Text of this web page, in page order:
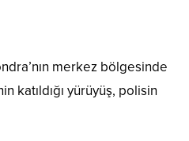
merkez bölgesinde
katıldığı yürüyüş, polisin